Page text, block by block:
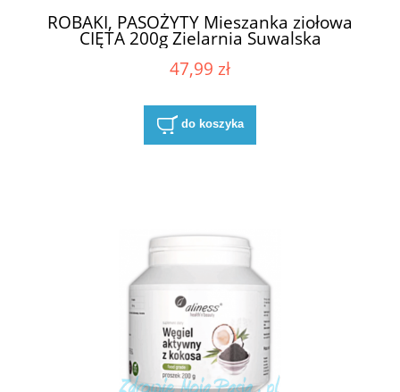
ROBAKI, PASOŻYTY Mieszanka ziołowa
CIĘTA 200g Zielarnia Suwalska
47,99 zł
do koszyka